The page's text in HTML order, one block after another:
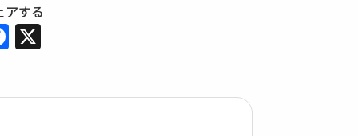
アする
Facebook
X